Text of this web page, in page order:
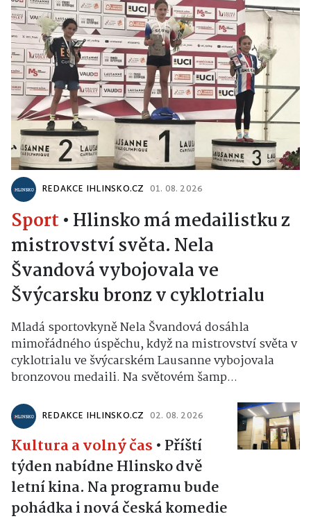
REDAKCE IHLINSKO.CZ 01. 08. 2026
Sport • Hlinsko má medailistku z
mistrovství světa. Nela
Švandová vybojovala ve
Švýcarsku bronz v cyklotrialu
Mladá sportovkyně Nela Švandová dosáhla
mimořádného úspěchu, když na mistrovství světa v
cyklotrialu ve švýcarském Lausanne vybojovala
bronzovou medaili. Na světovém šamp...
REDAKCE IHLINSKO.CZ 02. 08. 2026
Kultura a volný čas • Příští
týden nabídne Hlinsko dvě
letní kina. Na programu bude
pohádka i nová česká komedie